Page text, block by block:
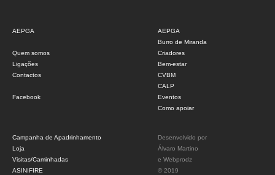
AEPGA
Quem somos
Ligações
Contactos
Facebook
AEPGA
Burro de Miranda
Criadores
Bem-estar
CVBM
CALP
Eventos
Como apoiar
Campanha de Apadrinhamento
Loja
Visitas/Caminhadas
ASINIFIRE
Desenvolvido por
Álvaro Martino
e Webprodz
© 2019